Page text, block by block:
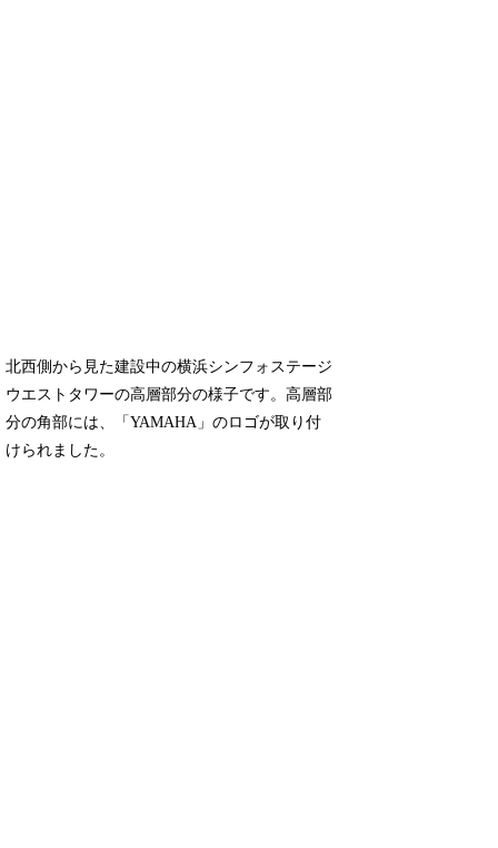
北西側から見た建設中の横浜シンフォステージ
ウエストタワーの高層部分の様子です。高層部
分の角部には、「YAMAHA」のロゴが取り付
けられました。